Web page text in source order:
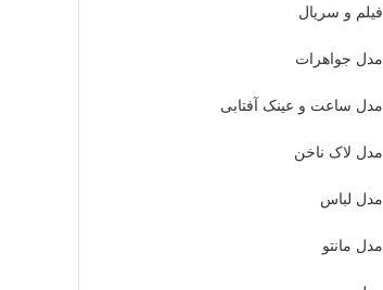
فیلم و سریال
مدل جواهرات
مدل ساعت و عینک آفتابی
مدل لاک ناخن
مدل لباس
مدل مانتو